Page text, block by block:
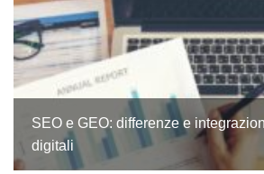
SEO e GEO: differenze e
digitali